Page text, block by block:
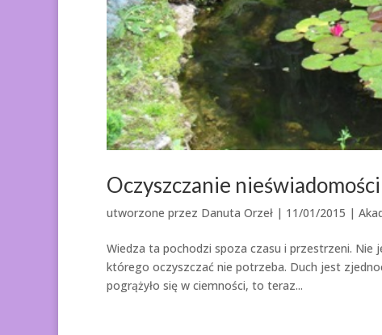
Oczyszczanie nieświadomości
utworzone przez Danuta Orzeł | 11/01/2015 |
Wiedza ta pochodzi spoza czasu i przestrzeni.
którego oczyszczać nie potrzeba. Duch jest
pogrążyło się w ciemności, to teraz...